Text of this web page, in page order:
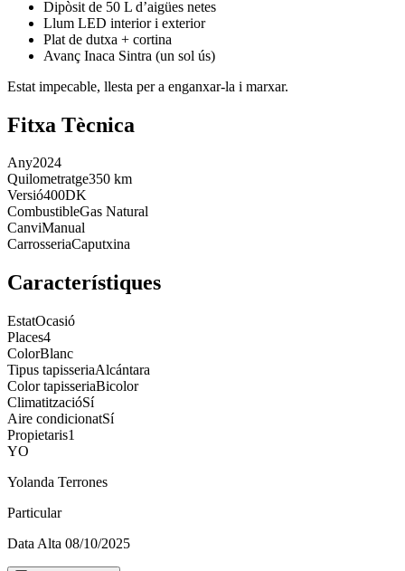
Dipòsit de 50 L d’aigües netes
Llum LED interior i exterior
Plat de dutxa + cortina
Avanç Inaca Sintra (un sol ús)
Estat impecable, llesta per a enganxar-la i marxar.
Fitxa Tècnica
Any2024
Quilometratge350 km
Versió400DK
CombustibleGas Natural
CanviManual
CarrosseriaCaputxina
Característiques
EstatOcasió
Places4
ColorBlanc
Tipus tapisseriaAlcántara
Color tapisseriaBicolor
ClimatitzacióSí
Aire condicionatSí
Propietaris1
YO
Yolanda Terrones
Particular
Data Alta 08/10/2025